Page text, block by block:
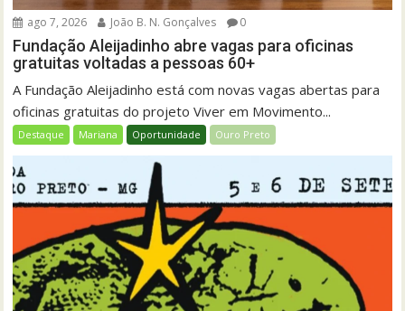
ago 7, 2026 João B. N. Gonçalves 0
Fundação Aleijadinho abre vagas para oficinas
gratuitas voltadas a pessoas 60+
A Fundação Aleijadinho está com novas vagas abertas para
oficinas gratuitas do projeto Viver em Movimento...
Destaque Mariana Oportunidade Ouro Preto